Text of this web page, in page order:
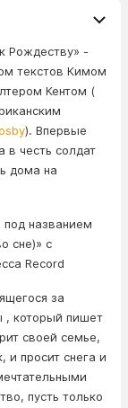
Рождеству» -
текстов Кимом
Кентом (
). Впервые
в честь солдат
дома на
под названием
сне)» с
Record
за
, который пишет
своей семье,
и просит снега и
пусть только